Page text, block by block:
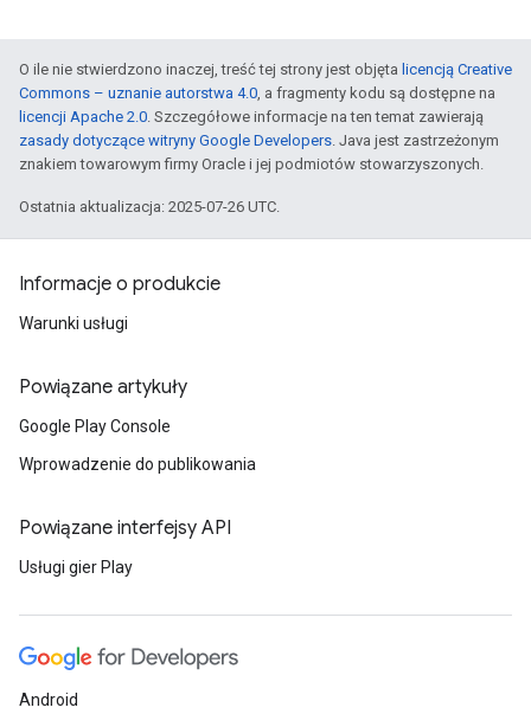
O ile nie stwierdzono inaczej, treść tej strony jest objęta licencją Creative
Commons – uznanie autorstwa 4.0, a fragmenty kodu są dostępne na
licencji Apache 2.0. Szczegółowe informacje na ten temat zawierają
zasady dotyczące witryny Google Developers. Java jest zastrzeżonym
znakiem towarowym firmy Oracle i jej podmiotów stowarzyszonych.
Ostatnia aktualizacja: 2025-07-26 UTC.
Informacje o produkcie
Warunki usługi
Powiązane artykuły
Google Play Console
Wprowadzenie do publikowania
Powiązane interfejsy API
Usługi gier Play
Android